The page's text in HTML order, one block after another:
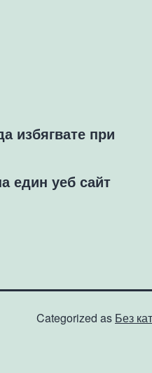
избягвате при
един уеб сайт
Categorized as Без